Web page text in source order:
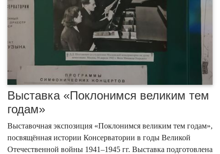
Выставка «Поклонимся великим тем
годам»
Выставочная экспозиция «Поклонимся великим тем годам»,
посвящённая истории Консерватории в годы Великой
Отечественной войны 1941–1945 гг. Выставка подготовлена